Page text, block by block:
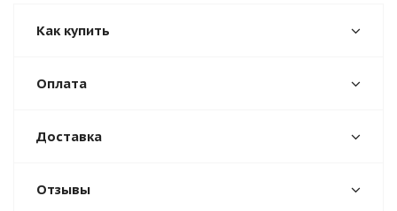
Как купить
Оплата
Доставка
Отзывы